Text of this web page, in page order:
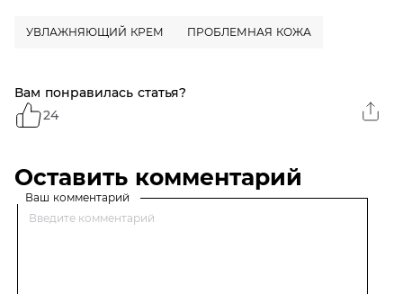
УВЛАЖНЯЮЩИЙ КРЕМ ПРОБЛЕМНАЯ КОЖА
Вам понравилась статья?
24
Оставить комментарий
Ваш комментарий